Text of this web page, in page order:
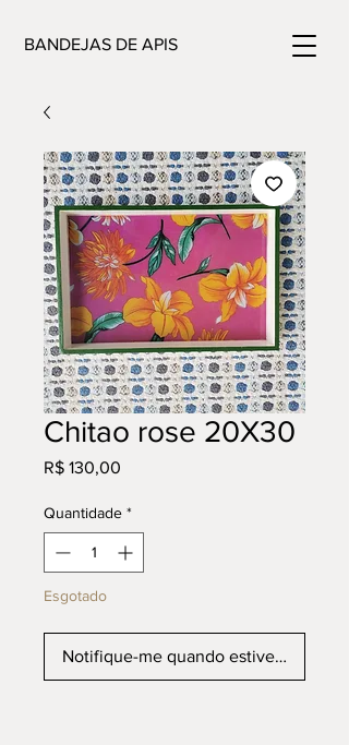
BANDEJAS DE APIS
Chitao rose 20X30
R$ 130,00
Quantidade *
Esgotado
Notifique-me quando estiver